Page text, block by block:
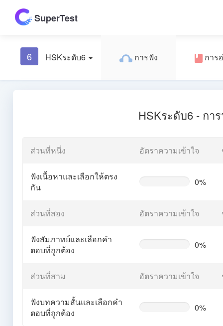
SuperTest
6 HSKระดับ6 การฟัง การ
HSKระดับ6 - กา
ส่วนที่หนึ่ง อัตราความเข้าใจ
ฟังเนื้อหาและเลือกให้ตรง
กัน
0%
ส่วนที่สอง อัตราความเข้าใจ
ฟังสัมภาทย์และเลือกคำ
ตอบที่ถูกต้อง
0%
ส่วนที่สาม อัตราความเข้าใจ
ฟังบทความสั้นและเลือกคำ
ตอบที่ถูกต้อง
0%